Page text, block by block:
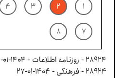
۱ ۲ ۳ ۴
۷ ۸
28924 - روزنامه اطلاعات - ۱۴۰۴-۰۱-۲۷
28924 - فرهنگی - ۱۴۰۴-۰۱-۲۷